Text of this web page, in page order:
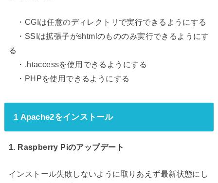
・CGIは任意のディレクトリで実行できるようにする
・SSIは拡張子がshtmlのもののみ実行できるようにす
る
・.htaccessを使用できるようにする
・PHPを使用できるようにする
1 Apache2をインストール
1. Raspberry Piのアップデート
インストール失敗しないように取りあえず最新状態にし